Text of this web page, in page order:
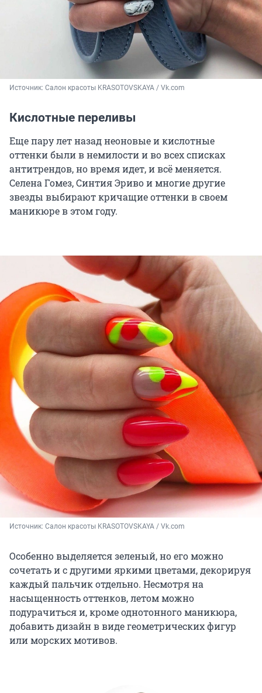
Источник: Салон красоты KRASOTOVSKAYA / Vk.com
Кислотные переливы
Еще пару лет назад неоновые и кислотные
оттенки были в немилости и во всех списках
антитрендов, но время идет, и всё меняется.
Селена Гомез, Синтия Эриво и многие другие
звезды выбирают кричащие оттенки в своем
маникюре в этом году.
Источник: Салон красоты KRASOTOVSKAYA / Vk.com
Особенно выделяется зеленый, но его можно
сочетать и с другими яркими цветами, декорируя
каждый пальчик отдельно. Несмотря на
насыщенность оттенков, летом можно
подурачиться и, кроме однотонного маникюра,
добавить дизайн в виде геометрических фигур
или морских мотивов.